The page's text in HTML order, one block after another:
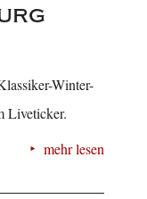
Winter-
Liveticker.
mehr lesen